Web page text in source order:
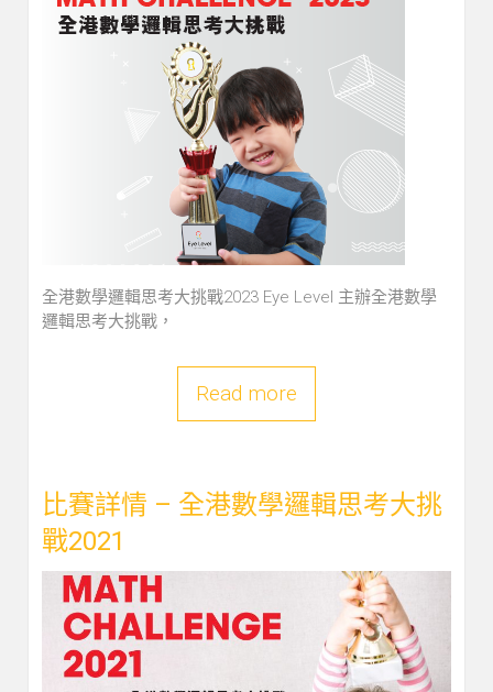
全港數學邏輯思考大挑戰2023 Eye Level 主辦全港數學
邏輯思考大挑戰，
Read more
比賽詳情 – 全港數學邏輯思考大挑
戰2021